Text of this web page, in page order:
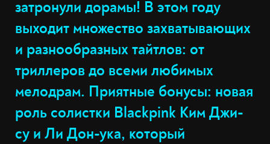
затронули дорамы! В этом году
выходит множество захватывающих
и разнообразных тайтлов: от
триллеров до всеми любимых
мелодрам. Приятные бонусы: новая
роль солистки Blackpink Ким Джи-
су и Ли Дон-ука, который